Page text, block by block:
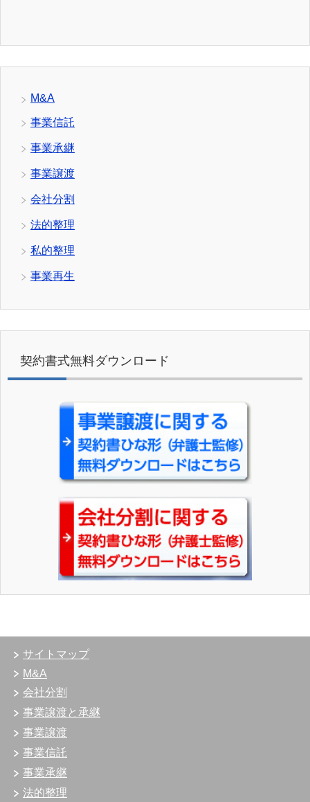
M&A
事業信託
事業承継
事業譲渡
会社分割
法的整理
私的整理
事業再生
契約書式無料ダウンロード
サイトマップ
M&A
会社分割
事業譲渡と承継
事業譲渡
事業信託
事業承継
法的整理